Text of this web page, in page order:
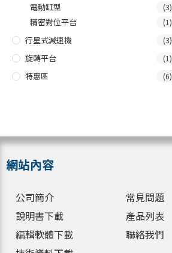
電動缸型 (3)
精密對位平台 (1)
行星式減速機 (3)
旋轉平台 (1)
特惠區 (6)
網站內容
公司簡介
說明書下載
編輯軟體下載
常見問題
產品列表
聯絡我們